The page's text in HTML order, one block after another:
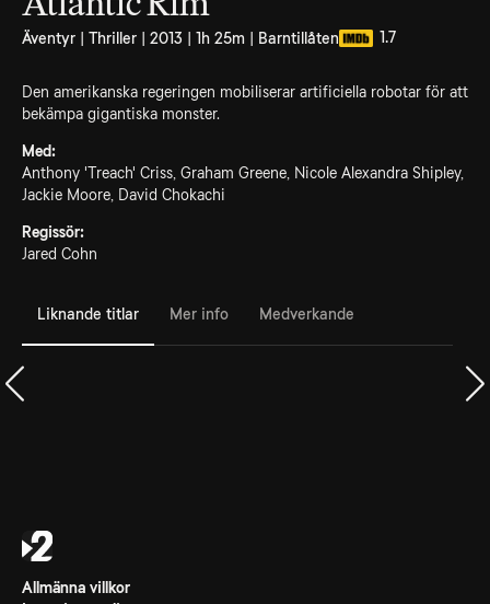
Äventyr | Thriller | 2013 | 1h 25m | Barntillåten 1.7
Den amerikanska regeringen mobiliserar artificiella robotar för att
bekämpa gigantiska monster.
Med:
Anthony 'Treach' Criss, Graham Greene, Nicole Alexandra Shipley,
Jackie Moore, David Chokachi
Regissör:
Jared Cohn
Liknande titlar Mer info Medverkande
Allmänna villkor